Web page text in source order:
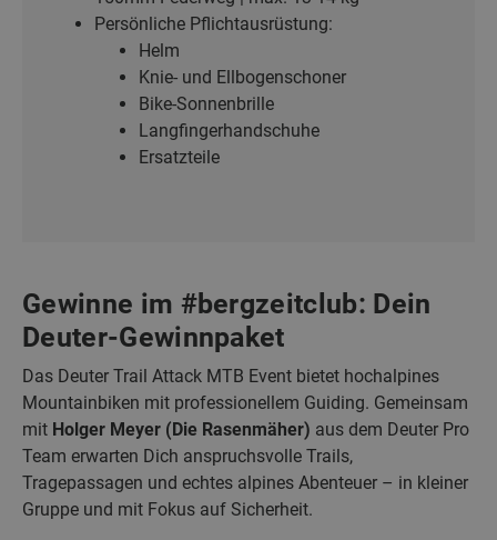
Persönliche Pflichtausrüstung:
Helm
Knie- und Ellbogenschoner
Bike-Sonnenbrille
Langfingerhandschuhe
Ersatzteile
Gewinne im #bergzeitclub: Dein
Deuter-Gewinnpaket
Das Deuter Trail Attack MTB Event bietet hochalpines
Mountainbiken mit professionellem Guiding. Gemeinsam
mit Holger Meyer (Die Rasenmäher) aus dem Deuter Pro
Team erwarten Dich anspruchsvolle Trails,
Tragepassagen und echtes alpines Abenteuer – in kleiner
Gruppe und mit Fokus auf Sicherheit.